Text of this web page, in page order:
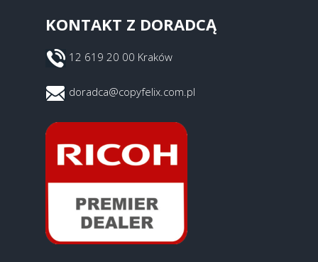
KONTAKT Z DORADCĄ
12 619 20 00 Kraków
doradca@copyfelix.com.pl